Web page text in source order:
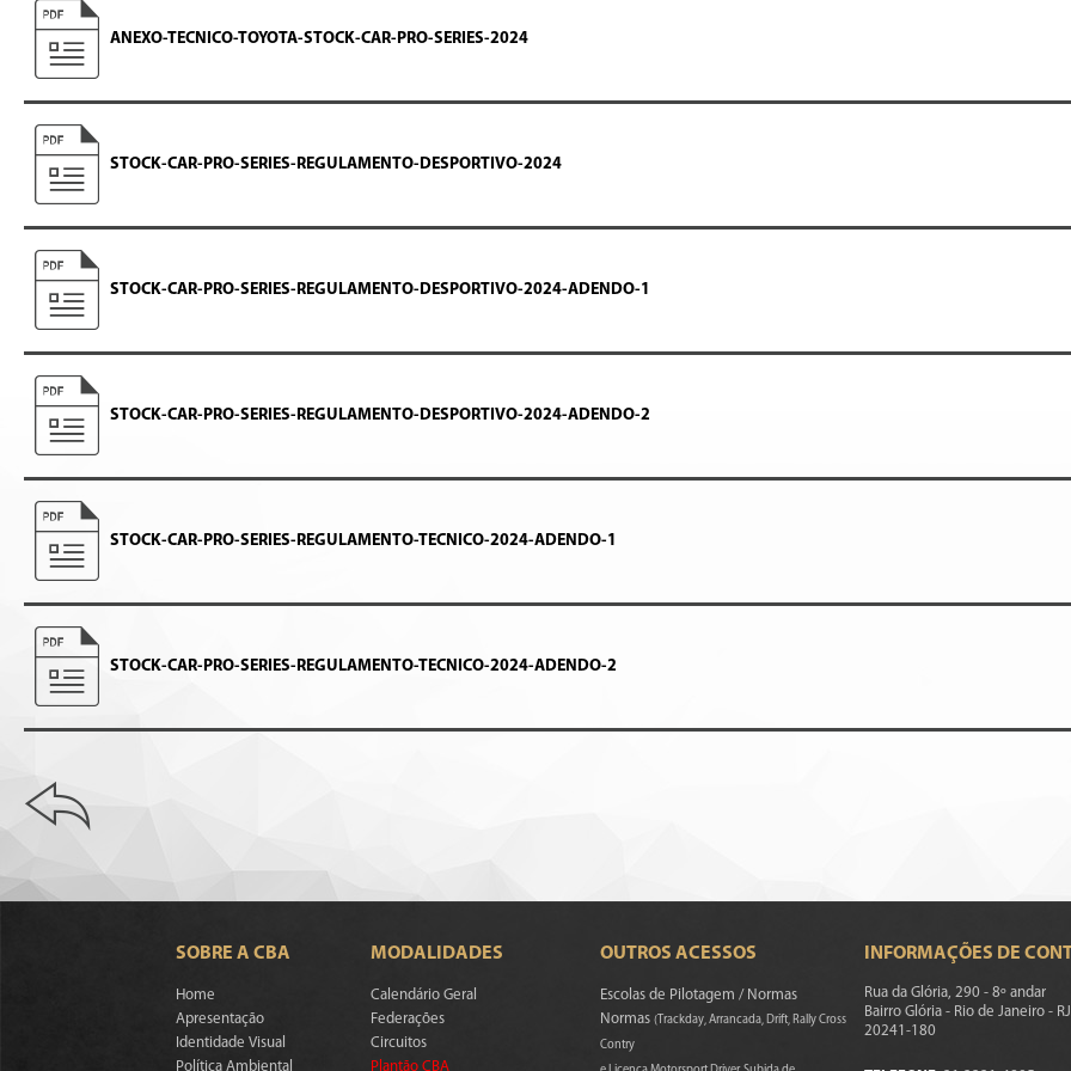
ANEXO-TECNICO-TOYOTA-STOCK-CAR-PRO-SERIES-2024
STOCK-CAR-PRO-SERIES-REGULAMENTO-DESPORTIVO-2024
STOCK-CAR-PRO-SERIES-REGULAMENTO-DESPORTIVO-2024-ADENDO-1
STOCK-CAR-PRO-SERIES-REGULAMENTO-DESPORTIVO-2024-ADENDO-2
STOCK-CAR-PRO-SERIES-REGULAMENTO-TECNICO-2024-ADENDO-1
STOCK-CAR-PRO-SERIES-REGULAMENTO-TECNICO-2024-ADENDO-2
SOBRE A CBA
Home
Apresentação
Identidade Visual
Política Ambiental
MODALIDADES
Calendário Geral
Federações
Circuitos
Plantão CBA
OUTROS ACESSOS
Escolas de Pilotagem / Normas
Normas(Trackday, Arrancada, Drift, Rally Cross
Contry
INFORMAÇÕES DE
Rua da Glória, 290 - 8º andar
Bairro Glória - Rio de Janeiro - RJ
20241-180